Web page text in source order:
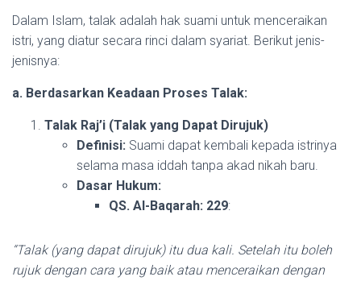
Dalam Islam, talak adalah hak suami untuk menceraikan
istri, yang diatur secara rinci dalam syariat. Berikut jenis-
jenisnya:
a. Berdasarkan Keadaan Proses Talak:
Talak Raj’i (Talak yang Dapat Dirujuk)
Definisi: Suami dapat kembali kepada istrinya
selama masa iddah tanpa akad nikah baru.
Dasar Hukum:
QS. Al-Baqarah: 229:
“Talak (yang dapat dirujuk) itu dua kali. Setelah itu boleh
rujuk dengan cara yang baik atau menceraikan dengan